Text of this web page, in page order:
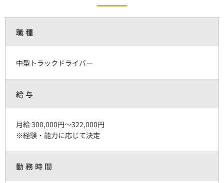
職種
中型トラックドライバー
給与
月給 300,000円～322,000円
※経験・能力に応じて決定
勤務時間